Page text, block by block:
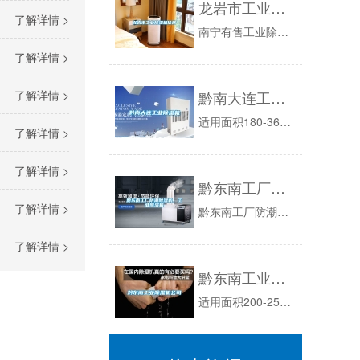
了解详情 >
了解详情 >
了解详情 >
了解详情 >
了解详情 >
了解详情 >
了解详情 >
龙岩市工业除湿机价格
南宁有售工业除湿机、南宁有售家用除湿机1.独立除湿模式的空调器或者除湿器。2.按使用场合?对于人居环境，选用空调器除湿应该比较经济，由于适合...
黔南大连工业除湿机
适用面积180-360㎡你知道工业除湿机和家用除湿机的区别吗？大连世杰机电设备有限公司为您讲解1、家用除湿机对于家用除湿机的标准是：操作智能...
黔东南工厂防潮除湿机，工业除湿机
黔东南工厂防潮机，工业机：订购：葛经理：惊蛰到，春雷在酝酿，和风细雨蒙蒙。三月的空气，，糊。来台牌机防防潮吧新闻记者获知：梅雨季节的到来，让...
黔东南工业除湿机公司
适用面积200-250㎡(3米高)一、工业除湿机的简介工业除湿机由压缩机、热交换器、风扇、盛水器、机壳及控制器组成，其工作原理是：由风扇将潮...